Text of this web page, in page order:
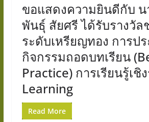
ขอแสดงความยินดีกับ น
พันธุ์ สัยศรี ได้รับรางวัล
ระดับเหรียญทอง การป
กิจกรรมถอดบทเรียน
Practice) การเรียนรู้เชิ
Learning
Read More